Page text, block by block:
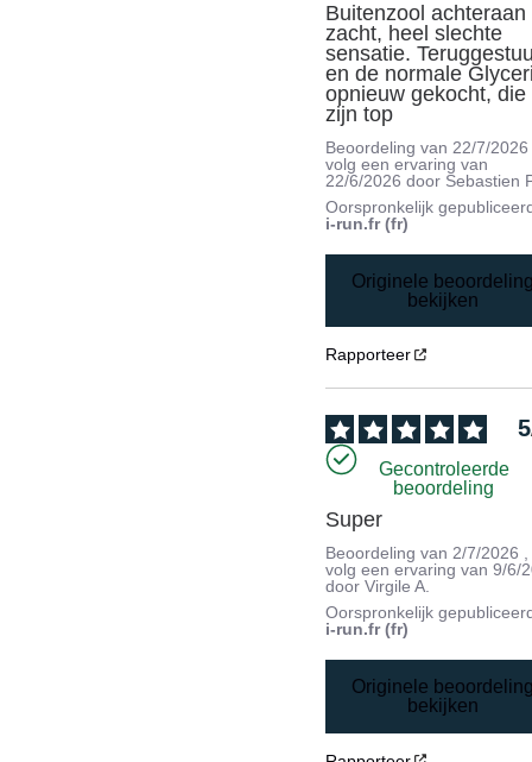
Buitenzool achteraan
zacht, heel slechte
sensatie.
en de normale
opnieuw gekocht, die
zijn top
Beoordeling van 22/7/2026
volg een ervaring van
22/6/2026 door Sebastien
Oorspronkelijk
i-run.fr (fr)
Originele
bekijken
Rapporteer
5
Gecontroleerde
beoordeling
Super
Beoordeling van2/7/2026 ,
volg een ervaring van9/6/
doorVirgile A.
Oorspronkelijk
i-run.fr (fr)
Originele
bekijken